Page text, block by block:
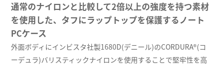
通常のナイロンと比較して2倍以上の強度を持つ素材
を使用した、タフにラップトップを保護するノート
PCケース
外面ボディにインビスタ社製1680D(デニール)のCORDURA®(コ
ーデュラ)バリスティックナイロンを使用することで堅牢性を高